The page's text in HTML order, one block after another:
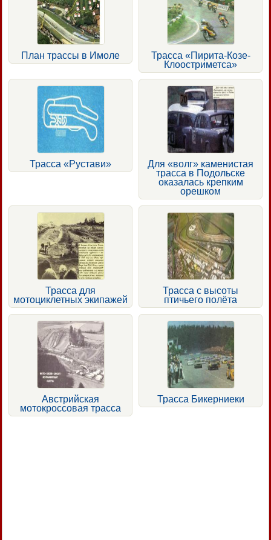
План трассы в Имоле
Трасса «Пирита-Козе-
Клоостриметса»
Трасса «Рустави»
Для «волг» каменистая
трасса в Подольске
оказалась крепким
орешком
Трасса для
мотоциклетных экипажей
Трасса с высоты
птичьего полёта
Австрийская
мотокроссовая трасса
Трасса Бикерниеки